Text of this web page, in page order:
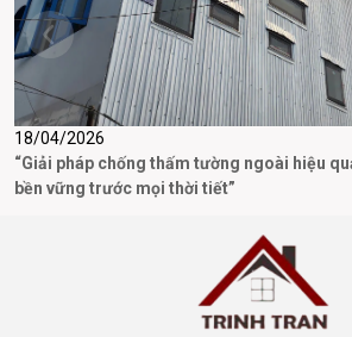
18/04/2026
“Giải pháp chống thấm tường ngoài hiệu
bền vững trước mọi thời tiết”